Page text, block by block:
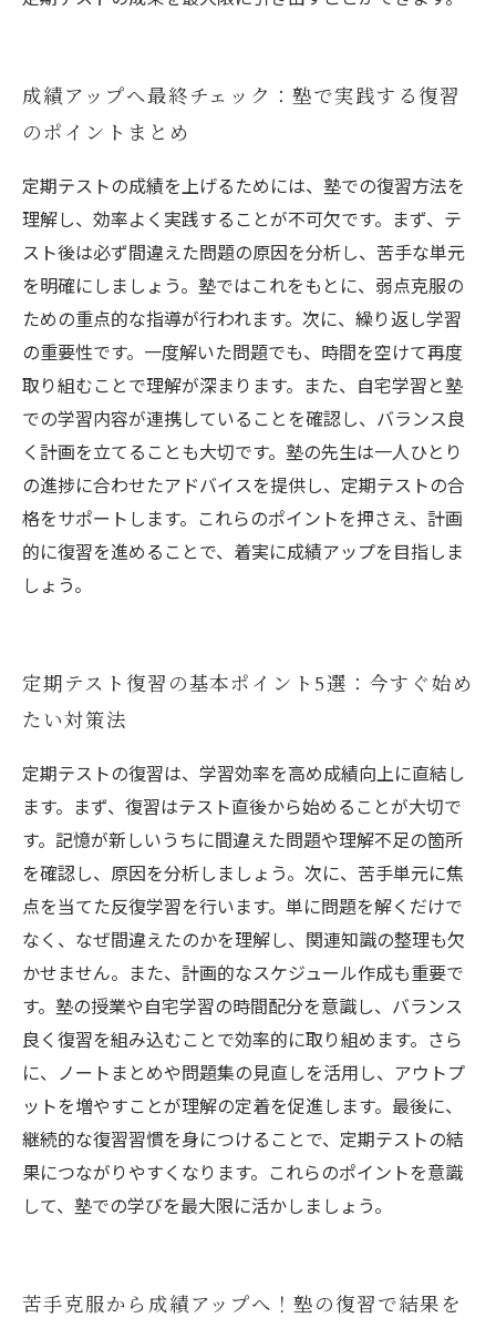
成績アップへ最終チェック：塾で実践する復習
のポイントまとめ
定期テストの成績を上げるためには、塾での復習方法を
理解し、効率よく実践することが不可欠です。まず、テ
スト後は必ず間違えた問題の原因を分析し、苦手な単元
を明確にしましょう。塾ではこれをもとに、弱点克服の
ための重点的な指導が行われます。次に、繰り返し学習
の重要性です。一度解いた問題でも、時間を空けて再度
取り組むことで理解が深まります。また、自宅学習と塾
での学習内容が連携していることを確認し、バランス良
く計画を立てることも大切です。塾の先生は一人ひとり
の進捗に合わせたアドバイスを提供し、定期テストの合
格をサポートします。これらのポイントを押さえ、計画
的に復習を進めることで、着実に成績アップを目指しま
しょう。
定期テスト復習の基本ポイント5選：今すぐ始め
たい対策法
定期テストの復習は、学習効率を高め成績向上に直結し
ます。まず、復習はテスト直後から始めることが大切で
す。記憶が新しいうちに間違えた問題や理解不足の箇所
を確認し、原因を分析しましょう。次に、苦手単元に焦
点を当てた反復学習を行います。単に問題を解くだけで
なく、なぜ間違えたのかを理解し、関連知識の整理も欠
かせません。また、計画的なスケジュール作成も重要で
す。塾の授業や自宅学習の時間配分を意識し、バランス
良く復習を組み込むことで効率的に取り組めます。さら
に、ノートまとめや問題集の見直しを活用し、アウトプ
ットを増やすことが理解の定着を促進します。最後に、
継続的な復習習慣を身につけることで、定期テストの結
果につながりやすくなります。これらのポイントを意識
して、塾での学びを最大限に活かしましょう。
苦手克服から成績アップへ！塾の復習で結果を